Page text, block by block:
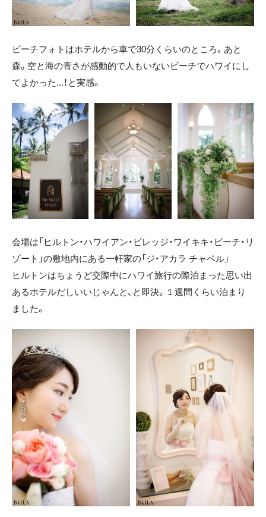
ビーチフォトはホテルから車で30分くらいのところ。あと
森。空と海の青さが感動的で人もいないビーチでハワイにし
てよかった...！と実感。
会場は「ヒルトン・ハワイアン・ビレッジ・ワイキキ・ビーチ・リ
ゾート」の敷地内にある一軒家の「ジ・アカラ チャペル」
ヒルトンはちょうど交際中にハワイ旅行の際泊まった思い出
あるホテルだしいいじゃんと、と即決。１週間くらい泊まり
ました。